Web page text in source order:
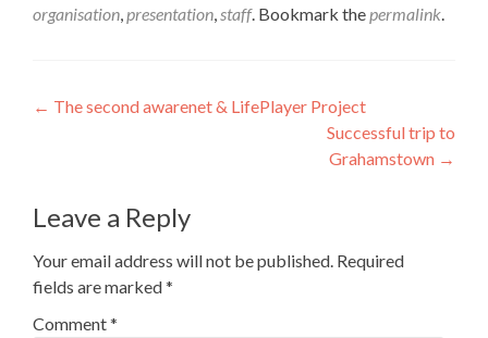
organisation,presentation,staff. Bookmark thepermalink.
Post
← The second awarenet & LifePlayer Project
Successful trip to
Grahamstown →
Leave a Reply
Your email address will not be published. Required
fields are marked*
Comment*